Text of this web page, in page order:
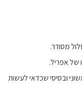
מסודר.
של אפריל.
ובסיסי שכדאי לעשות